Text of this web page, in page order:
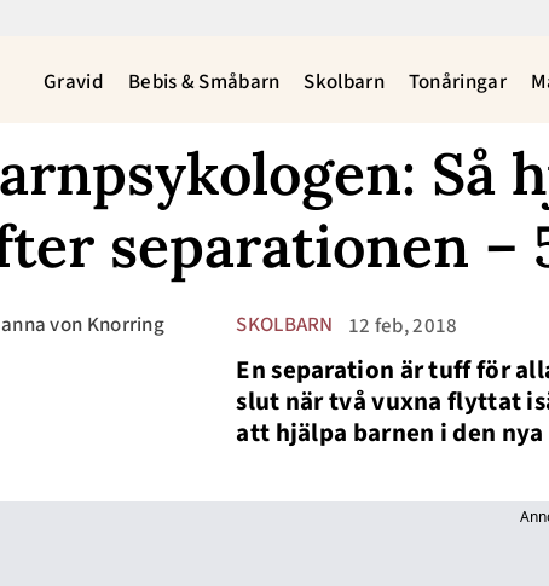
Gravid Bebis & Småbarn Skolbarn Tonåringar
Så
separationen –
SKOLBARN 12 feb, 2018
von Knorring
En separation är tuff för
slut när två vuxna flyttat
att hjälpa barnen i den